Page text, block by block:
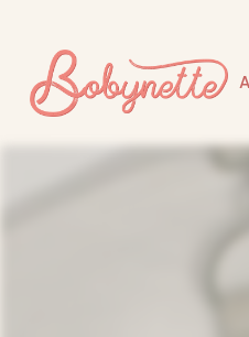
Accueil > Sacs banane